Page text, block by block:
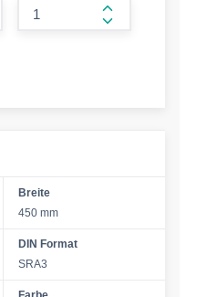
form.increase-
Breite
450 mm
DIN Format
SRA3